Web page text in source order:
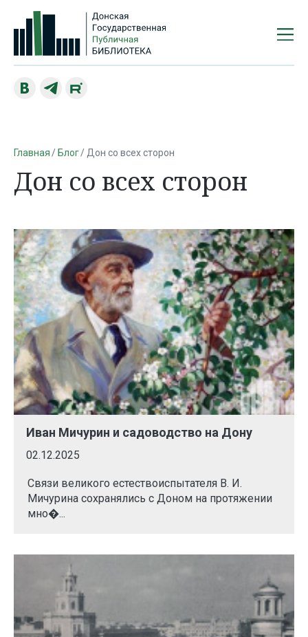
Главная Блог Дон со всех сторон
Дон со всех сторон
Иван Мичурин и садоводство на Дону
02.12.2025
Связи великого естествоиспытателя В. И.
Мичурина сохранялись с Доном на протяжении
мно�...